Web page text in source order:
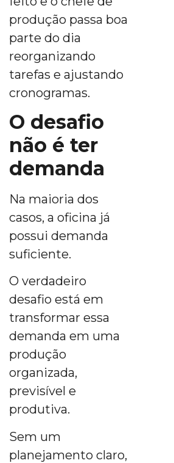
produção passa boa
parte do dia
reorganizando
tarefas e ajustando
cronogramas.
O desafio
não é ter
demanda
Na maioria dos
casos, a oficina já
possui demanda
suficiente.
O verdadeiro
desafio está em
transformar essa
demanda em uma
produção
organizada,
previsível e
produtiva.
Sem um
planejamento claro,